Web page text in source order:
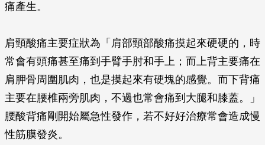
痛產生。
肩頸酸痛主要症狀為「肩部頸部酸痛摸起來硬硬的，時
常會有頭痛甚至痛到手臂手肘和手上；而上背主要痛在
肩胛骨周圍肌肉，也是摸起來有硬塊的感覺。而下背痛
主要在腰椎兩旁肌肉，不過也常會痛到大腿和膝蓋。」
腰酸背痛剛開始屬急性發作，若不好好治療常會造成慢
性筋膜發炎。